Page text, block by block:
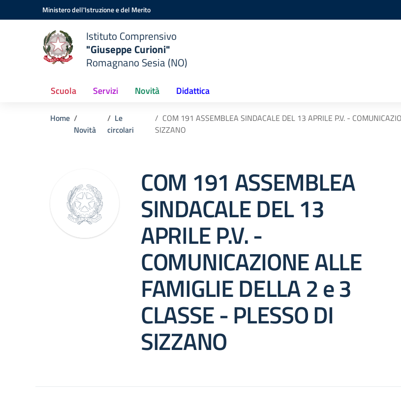
Vai ai contenuti
Vai al menu di navigazioneMinistero dell'Istruzione e del Merito
Istituto Comprensivo
"Giuseppe Curioni"
Romagnano Sesia (NO)
Scuola Servizi Novità Didattica
Home
Novità
Le
circolari
COM 191 ASSEMBLEA SINDACALE DEL 13 APRILE P.V. -
SIZZANO
COM 191 ASSEMBLEA
SINDACALE DEL 13
APRILE P.V. -
COMUNICAZIONE ALLE
FAMIGLIE DELLA 2 e 3
CLASSE - PLESSO DI
SIZZANO